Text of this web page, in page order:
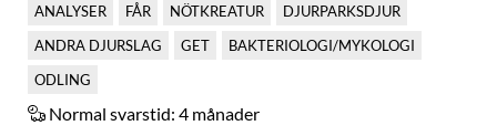
ANALYSER FÅR NÖTKREATUR
DJURPARKSDJUR
ANDRA DJURSLAG
GET
BAKTERIOLOGI/MYKOLOGI
ODLING
Normal svarstid: 4 månader